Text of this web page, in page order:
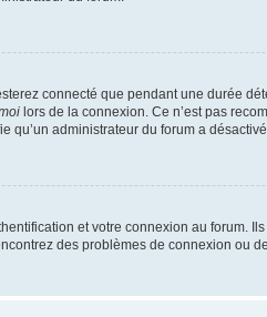
connecté que pendant une durée
lors de la connexion. Ce n’est pas
qu’un administrateur du forum a
et votre connexion au forum.
des problèmes de connexion ou